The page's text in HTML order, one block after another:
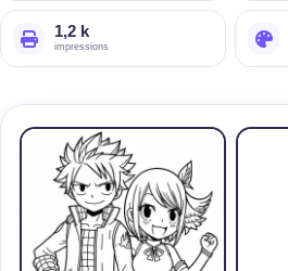
1,2 k
impressions